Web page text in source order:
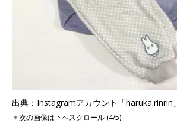
出典：Instagramアカウント「haruka.rinrin」
▼次の画像は下へスクロール (4/5)